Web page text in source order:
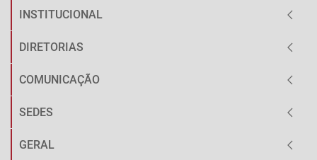
INSTITUCIONAL
DIRETORIAS
COMUNICAÇÃO
SEDES
GERAL